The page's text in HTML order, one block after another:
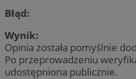
Błąd:
Wynik:
Opinia została pomyślnie
Po przeprowadzeniu
udostępniona publicznie.